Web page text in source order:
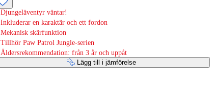
Djungeläventyr väntar!
Inkluderar en karaktär och ett fordon
Mekanisk skärfunktion
Tillhör Paw Patrol Jungle-serien
Åldersrekommendation: från 3 år och uppåt
Lägg till i jämförelse